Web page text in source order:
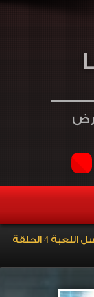
مسلسل اللعبة 4 الحلقة